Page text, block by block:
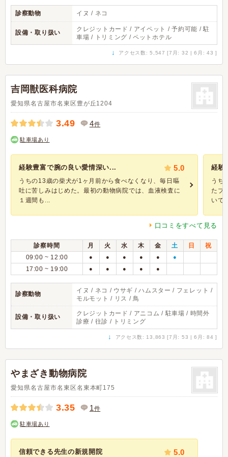
診察動物 イヌ / ネコ
設備・取り扱い
クレジットカード / アイペット / 予約可能 / 駐
車場 / トリミング / ペットホテル
↓ アクセス数: 5,547 [7月: 32 | 6月: 43 ]
吉岡獣医科病院
愛知県名古屋市名東区豊が丘1204
3.49 4件
駐車場あり
経験豊富で腕の良い愛情深い... 5.0
うちの13歳の柴犬が1ヶ月前から食べなくなり、毎日嘔
吐に苦しみはじめた。最初の動物病院では、血液検査に
１週間も...
経験
うち
たブ
いて
口コミをすべて見る
診察時間 月 火 水 木 金 土 日
祝
09:00 ~ 12:00
● ● ● ● ● ●
17:00 ~ 19:00 ● ● ● ● ●
診察動物
イヌ / ネコ / ウサギ / ハムスター / フェレット /
モルモット / リス / 鳥
設備・取り扱い
クレジットカード / アニコム / 駐車場 / 時間外
診療 / 往診 / トリミング
↓ アクセス数: 13,863 [7月: 53 | 6月: 84 ]
やまざき動物病院
愛知県名古屋市名東区名東本町175
3.35 1件
駐車場あり
信頼できる先生の新規開院 5.0